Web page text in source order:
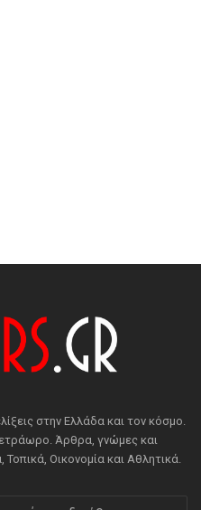
στην Ελλάδα και τον κόσμο.
Άρθρα, γνώμες και
Οικονομία και Αθλητικά.